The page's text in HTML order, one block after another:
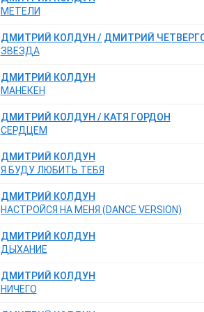
МЕТЕЛИ
ДМИТРИЙ КОЛДУН / ДМИТРИЙ
ЗВЕЗДА
ДМИТРИЙ КОЛДУН
МАНЕКЕН
ДМИТРИЙ КОЛДУН / КАТЯ ГОРДОН
СЕРДЦЕМ
ДМИТРИЙ КОЛДУН
Я БУДУ ЛЮБИТЬ ТЕБЯ
ДМИТРИЙ КОЛДУН
НАСТРОЙСЯ НА МЕНЯ (DANCE VERSION)
ДМИТРИЙ КОЛДУН
ДЫХАНИЕ
ДМИТРИЙ КОЛДУН
НИЧЕГО